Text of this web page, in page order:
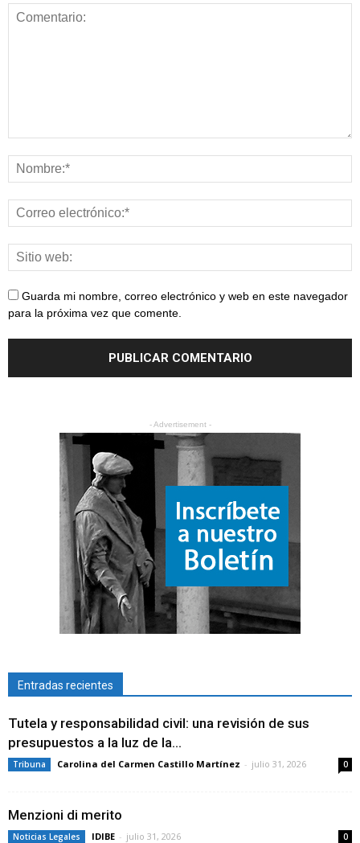
Guarda mi nombre, correo electrónico y web en este navegador
para la próxima vez que comente.
- Advertisement -
Entradas recientes
Tutela y responsabilidad civil: una revisión de sus
presupuestos a la luz de la...
Tribuna Carolina del Carmen Castillo Martínez - julio 31, 2026 0
Menzioni di merito
Noticias Legales IDIBE - julio 31, 2026 0